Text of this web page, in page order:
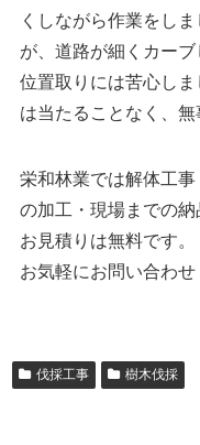
くしながら作業をし
が、道路が細くカー
位置取りには苦心し
は当たることなく、無
栄和林業では解体工
の加工・現場までの納
お見積りは無料です。
お気軽にお問い合わせ
伐採工事 樹木伐採